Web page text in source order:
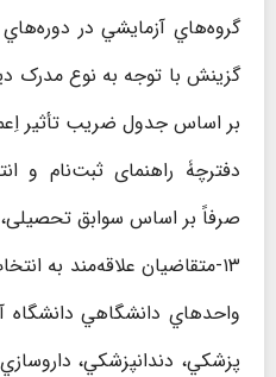
گروه‌هاي آزمايشي در
گزینش با توجه به نوع مدرک
بر اساس جدول ضریب تأثیر
دفترچۀ راهنمای ثبت‌نام و
صرفاً بر اساس سوابق
۱۳-متقاضیان علاقه‌مند به
واحدهاي دانشگاهي دانشگاه
پزشکي، دندانپزشکي،